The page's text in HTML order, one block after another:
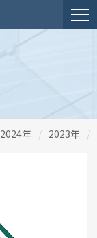
2024年 2023年